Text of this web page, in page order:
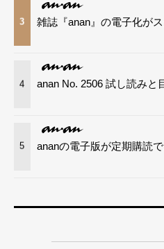
3 雑誌『anan』の電子化が
4 anan No. 2506 試し読みと
5 ananの電子版が定期購読